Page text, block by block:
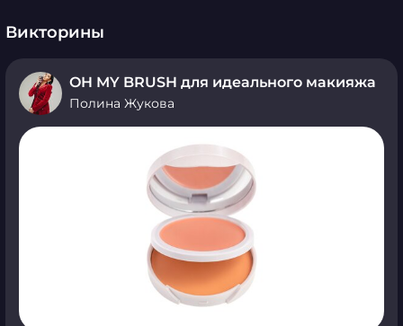
Викторины
OH MY BRUSH для идеального макияжа
Полина Жукова